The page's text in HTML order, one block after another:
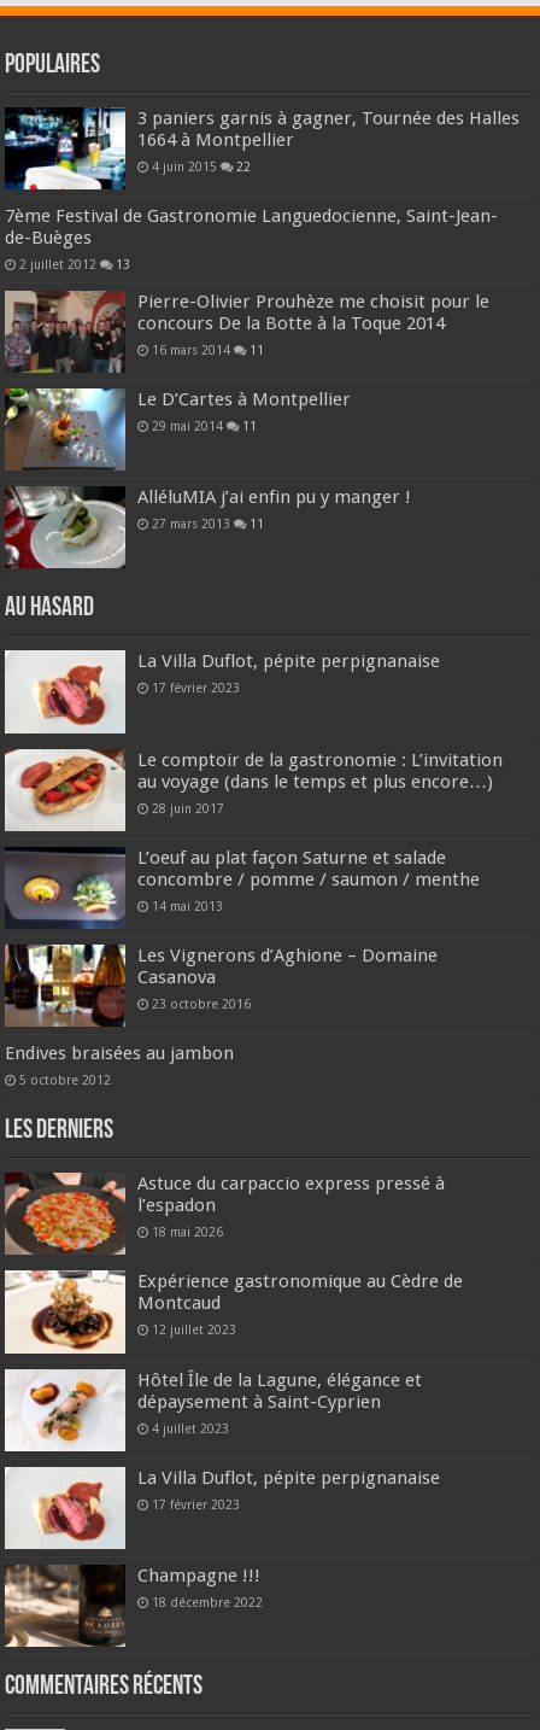
Populaires
3 paniers garnis à gagner, Tournée des Halles
1664 à Montpellier
4 juin 2015 22
7ème Festival de Gastronomie Languedocienne, Saint-Jean-
de-Buèges
2 juillet 2012 13
Pierre-Olivier Prouhèze me choisit pour le
concours De la Botte à la Toque 2014
16 mars 2014 11
Le D’Cartes à Montpellier
29 mai 2014 11
AlléluMIA j’ai enfin pu y manger !
27 mars 2013 11
Au hasard
La Villa Duflot, pépite perpignanaise
17 février 2023
Le comptoir de la gastronomie : L’invitation
au voyage (dans le temps et plus encore…)
28 juin 2017
L’oeuf au plat façon Saturne et salade
concombre / pomme / saumon / menthe
14 mai 2013
Les Vignerons d’Aghione – Domaine
Casanova
23 octobre 2016
Endives braisées au jambon
5 octobre 2012
Les derniers
Astuce du carpaccio express pressé à
l’espadon
18 mai 2026
Expérience gastronomique au Cèdre de
Montcaud
12 juillet 2023
Hôtel Île de la Lagune, élégance et
dépaysement à Saint-Cyprien
4 juillet 2023
La Villa Duflot, pépite perpignanaise
17 février 2023
Champagne !!!
18 décembre 2022
Commentaires récents